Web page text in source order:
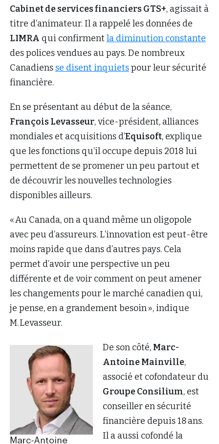
Cabinet de services financiers GTS+, agissait à
titre d’animateur. Il a rappelé les données de
LIMRA qui confirmentla diminution constante
des polices vendues au pays. De nombreux
Canadiens se disent inquietspour leur sécurité
financière.
En se présentant au début de la séance,
François Levasseur, vice-président, alliances
mondiales et acquisitions d’Equisoft, explique
que les fonctions qu’il occupe depuis 2018 lui
permettent de se promener un peu partout et
de découvrir les nouvelles technologies
disponibles ailleurs.
« Au Canada, on a quand même un oligopole
avec peu d’assureurs. L’innovation est peut-être
moins rapide que dans d’autres pays. Cela
permet d’avoir une perspective un peu
différente et de voir comment on peut amener
les changements pour le marché canadien qui,
je pense, en a grandement besoin », indique
M. Levasseur.
De son côté, Marc-
Antoine Mainville,
associé et cofondateur du
Groupe Consilium, est
conseiller en sécurité
financière depuis 18 ans.
Il a aussi cofondé la